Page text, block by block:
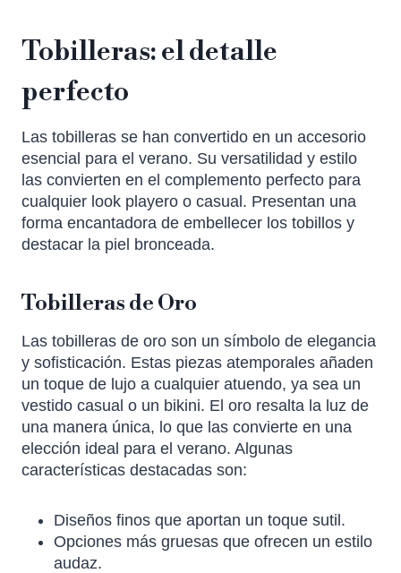
Tobilleras: el detalle
perfecto
Las tobilleras se han convertido en un accesorio
esencial para el verano. Su versatilidad y estilo
las convierten en el complemento perfecto para
cualquier look playero o casual. Presentan una
forma encantadora de embellecer los tobillos y
destacar la piel bronceada.
Tobilleras de Oro
Las tobilleras de oro son un símbolo de elegancia
y sofisticación. Estas piezas atemporales añaden
un toque de lujo a cualquier atuendo, ya sea un
vestido casual o un bikini. El oro resalta la luz de
una manera única, lo que las convierte en una
elección ideal para el verano. Algunas
características destacadas son:
Diseños finos que aportan un toque sutil.
Opciones más gruesas que ofrecen un estilo
audaz.